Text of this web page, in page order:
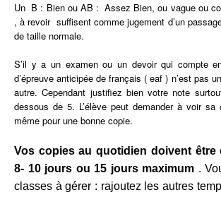
Un B : Bien ou AB : Assez Bien, ou vague ou
, à revoir suffisent comme jugement d’un
de taille normale.
S’il y a un examen ou un devoir qui compte
d’épreuve anticipée de français ( eaf ) n’est pas
autre. Cependant justifiez bien votre note
dessous de 5. L’élève peut demander à voir
même pour une bonne copie.
Vos copies au quotidien doivent être
8- 10 jours ou 15 jours maximum .
classes à gérer : rajoutez les autres